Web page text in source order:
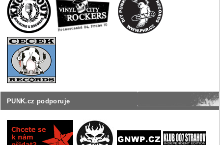
PUNK.cz podporuje